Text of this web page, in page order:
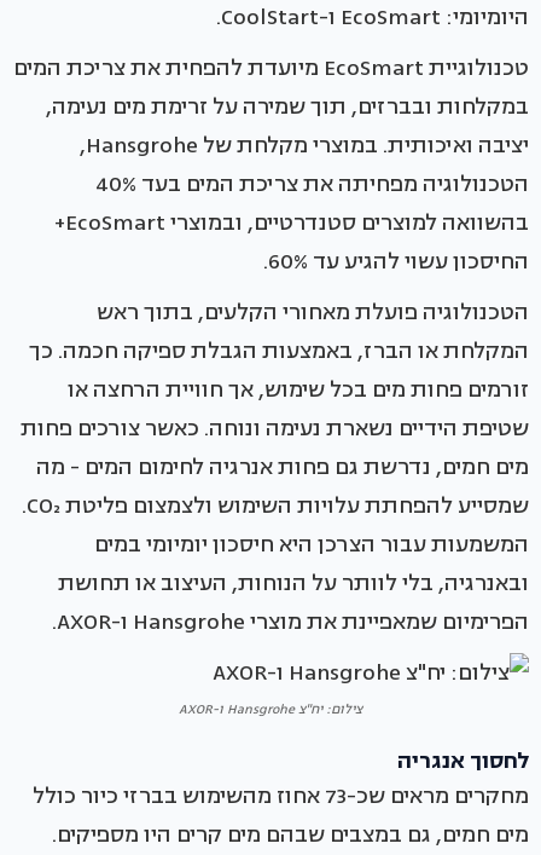
היומיומי: EcoSmart ו-CoolStart.
טכנולוגיית EcoSmart מיועדת להפחית את צריכת המים
במקלחות ובברזים, תוך שמירה על זרימת מים נעימה,
יציבה ואיכותית. במוצרי מקלחת של Hansgrohe,
הטכנולוגיה מפחיתה את צריכת המים בעד 40%
בהשוואה למוצרים סטנדרטיים, ובמוצרי EcoSmart+
החיסכון עשוי להגיע עד 60%.
הטכנולוגיה פועלת מאחורי הקלעים, בתוך ראש
המקלחת או הברז, באמצעות הגבלת ספיקה חכמה. כך
זורמים פחות מים בכל שימוש, אך חוויית הרחצה או
שטיפת הידיים נשארת נעימה ונוחה. כאשר צורכים פחות
מים חמים, נדרשת גם פחות אנרגיה לחימום המים - מה
שמסייע להפחתת עלויות השימוש ולצמצום פליטת CO₂.
המשמעות עבור הצרכן היא חיסכון יומיומי במים
ובאנרגיה, בלי לוותר על הנוחות, העיצוב או תחושת
הפרימיום שמאפיינת את מוצרי Hansgrohe ו-AXOR.
צילום: יח"צ Hansgrohe ו-AXOR
לחסוך אנגריה
מחקרים מראים שכ-73 אחוז מהשימוש בברזי כיור כולל
מים חמים, גם במצבים שבהם מים קרים היו מספיקים.